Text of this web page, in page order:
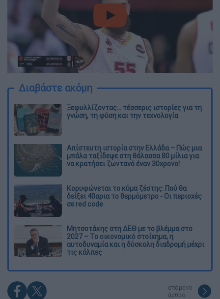
video
Διαβάστε ακόμη
Ξεφυλλίζοντας... τέσσερις ιστορίες για τη
γνώση, τη φύση και την τεχνολογία
Απίστευτη ιστορία στην Ελλάδα – Πώς μια
μπάλα ταξίδεψε στη θάλασσα 80 μίλια για
να κρατήσει ζωντανό έναν 30χρονο!
Κορυφώνεται το κύμα ζέστης: Πού θα
δείξει 40αρια το θερμόμετρο - Οι περιοχές
σε red code
Μητσοτάκης στη ΔΕΘ με το βλέμμα στο
2027 – Το οικονομικό στοίχημα, η
αυτοδυναμία και η δύσκολη διαδρομή μέχρι
τις κάλπες
επόμενο
άρθρο